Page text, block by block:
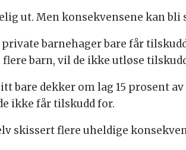
ut. Men konsekvensene kan bli
barnehager bare får
barn, vil de ikke utløse
bare dekker om lag 15 prosent
ikke får tilskudd for.
skissert flere uheldige